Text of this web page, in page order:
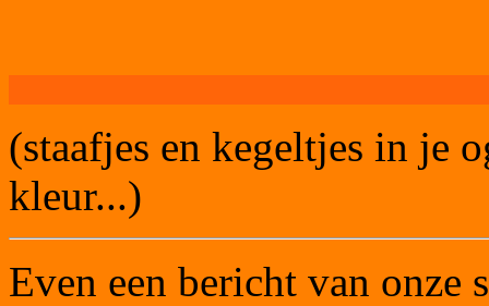
(staafjes en kegeltjes in je
kleur...)
Even een bericht van